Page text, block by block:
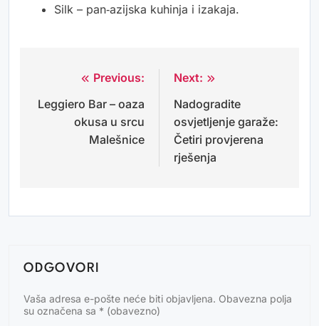
Silk – pan‑azijska kuhinja i izakaja.
Navigacija
objava
Previous:
Leggiero Bar – oaza
okusa u srcu
Malešnice
Next:
Nadogradite
osvjetljenje garaže:
Četiri provjerena
rješenja
ODGOVORI
Vaša adresa e-pošte neće biti objavljena. Obavezna polja
su označena sa * (obavezno)
Alternative: